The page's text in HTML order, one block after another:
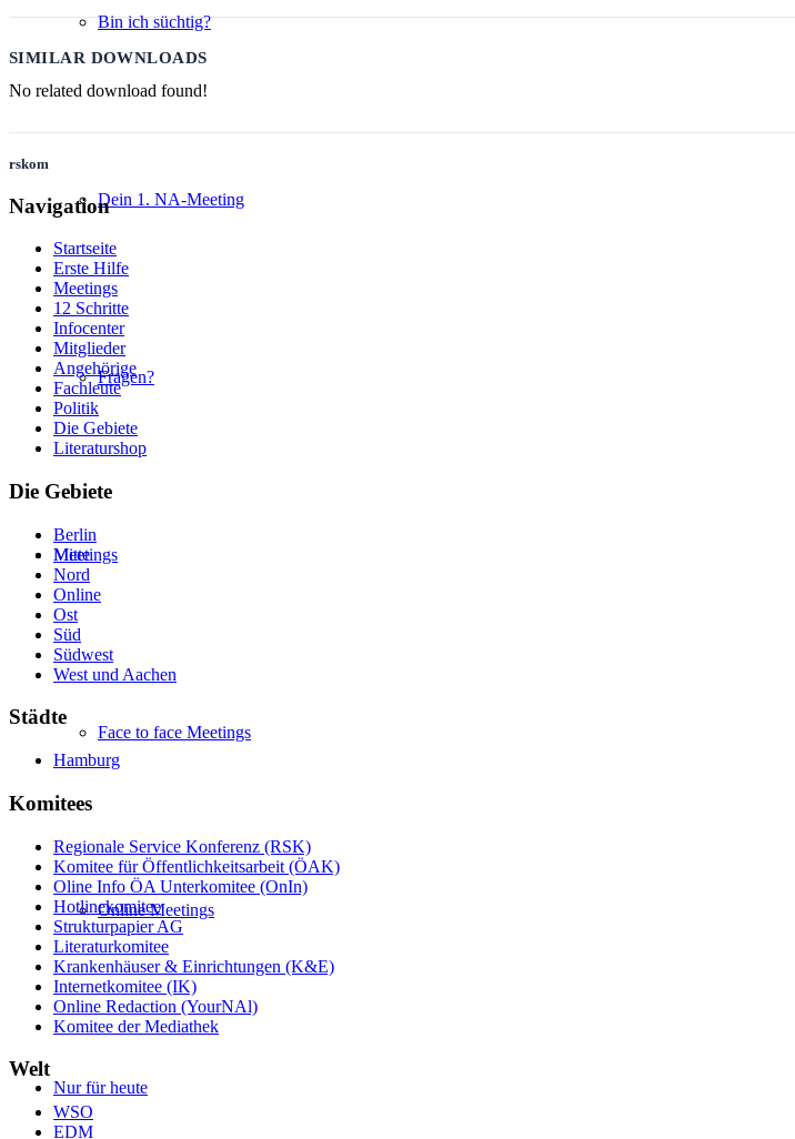
Bin ich süchtig?
Dein 1. NA-Meeting
Fragen?
Meetings
Face to face Meetings
Online Meetings
Nur für heute
SIMILAR DOWNLOADS
No related download found!
rskom
Navigation
Startseite
Erste Hilfe
Meetings
12 Schritte
Infocenter
Mitglieder
Angehörige
Fachleute
Politik
Die Gebiete
Literaturshop
Die Gebiete
Berlin
Mitte
Nord
Online
Ost
Süd
Südwest
West und Aachen
Städte
Hamburg
Komitees
Regionale Service Konferenz (RSK)
Komitee für Öffentlichkeitsarbeit (ÖAK)
Oline Info ÖA Unterkomitee (OnIn)
Hotlinekomitee
Strukturpapier AG
Literaturkomitee
Krankenhäuser & Einrichtungen (K&E)
Internetkomitee (IK)
Online Redaction (YourNAl)
Komitee der Mediathek
Welt
WSO
EDM